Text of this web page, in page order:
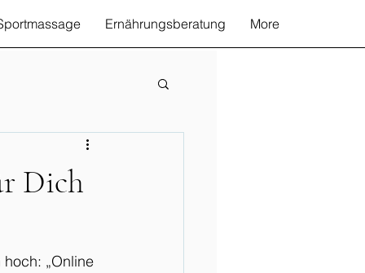
Ernährungsberatung More
Dich
„Online